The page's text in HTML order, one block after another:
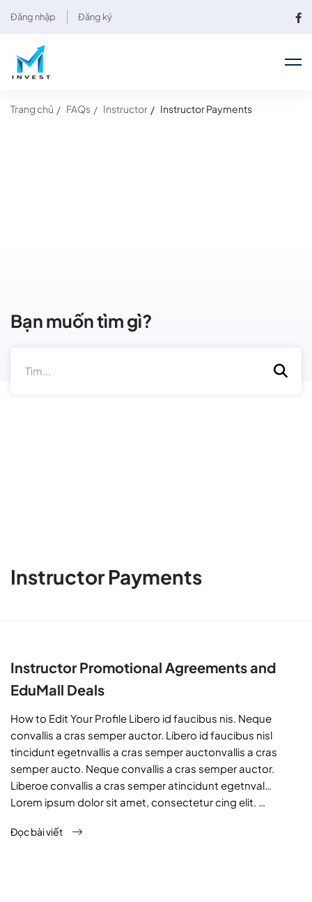
Đăng nhập Đăng ký
Trang chủ FAQs Instructor Instructor Payments
Bạn muốn tìm gì?
Instructor Payments
Instructor Promotional Agreements and
EduMall Deals
How to Edit Your Profile Libero id faucibus nis. Neque
convallis a cras semper auctor. Libero id faucibus nisl
tincidunt egetnvallis a cras semper auctonvallis a cras
semper aucto. Neque convallis a cras semper auctor.
Liberoe convallis a cras semper atincidunt egetnval…
Lorem ipsum dolor sit amet, consectetur cing elit. …
Đọc bài viết